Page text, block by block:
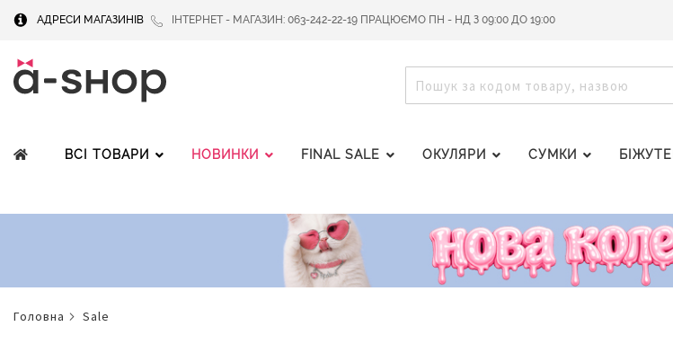
АДРЕСИ МАГАЗИНІВ ІНТЕРНЕТ - МАГАЗИН: 063-242-22-19 ПРАЦЮЄМО ПН - НД З 09:00 ДО 19:00
ВСІ ТОВАРИ НОВИНКИ FINAL SALE ОКУЛЯРИ СУМКИ
головна sale